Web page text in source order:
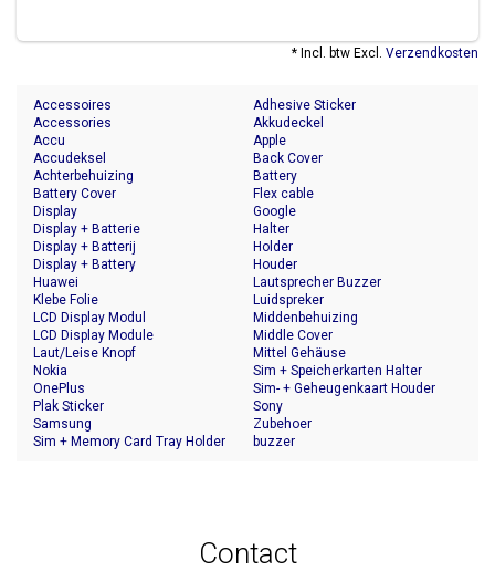
* Incl. btw Excl. Verzendkosten
Accessoires
Accessories
Accu
Accudeksel
Achterbehuizing
Adhesive Sticker
Akkudeckel
Apple
Back Cover
Battery
Battery Cover
Display
Display + Batterie
Display + Batterij
Display + Battery
Flex cable
Google
Halter
Holder
Houder
Huawei
Klebe Folie
LCD Display Modul
LCD Display Module
Laut/Leise Knopf
Lautsprecher Buzzer
Luidspreker
Middenbehuizing
Middle Cover
Mittel Gehäuse
Nokia
OnePlus
Plak Sticker
Samsung
Sim + Memory Card Tray Holder
Sim + Speicherkarten Halter
Sim- + Geheugenkaart Houder
Sony
Zubehoer
buzzer
Contact